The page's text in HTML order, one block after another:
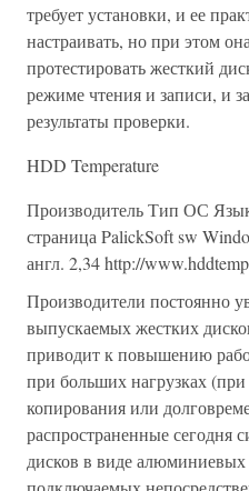
требует установки, и ее
настраивать, но при этом
протестировать жесткий
режиме чтения и записи, и
результаты проверки.
HDD Temperature
Производитель Тип ОС
страница PalickSoft sw
англ. 2,34 http://
Производители постоянно
выпускаемых жестких
приводит к повышению
при больших нагрузках
копирования или
распространенные сегодня
дисков в виде алюминиевых